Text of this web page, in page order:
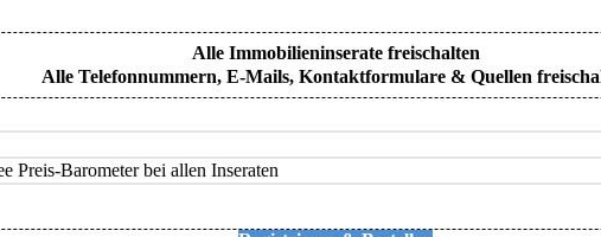
Alle Immobilieninserate freischalten
Alle Telefonnummern, E-Mails, Kontaktformulare & Quellen
Preis-Barometer bei allen Inseraten